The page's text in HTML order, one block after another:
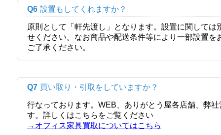
Q6 設置もしてくれますか？
原則として「軒先渡し」となります。設置に関して
せください。なお商品や配送条件等により一部設置
ご了承ください。
Q7 買い取り・引取をしていますか？
行なっております。WEB、ありがとう屋各店舗、弊
す。詳しくはこちらをご覧ください
→オフィス家具買取についてはこちら